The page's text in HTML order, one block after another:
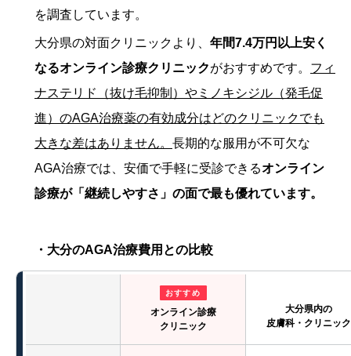
を調査しています。
大分県の対面クリニックより、 年間7.4万円以上安く
なるオンライン診療クリニックがおすすめです。 フィ
ナステリド（抜け毛抑制）やミノキシジル（発毛促
進）のAGA治療薬の有効成分はどのクリニックでも
大きな差はありません。 長期的な服用が不可欠な
AGA治療では、安価で手軽に受診できるオンライン
診療が「継続しやすさ」の面で最も優れています。
・大分のAGA治療費用との比較
おすすめ
オンライン診療
クリニック
大分県内の
皮膚科・クリニック